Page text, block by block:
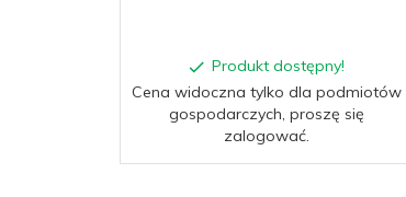
Produkt dostępny!
Cena widoczna tylko dla podmiotów
gospodarczych, proszę się
zalogować.